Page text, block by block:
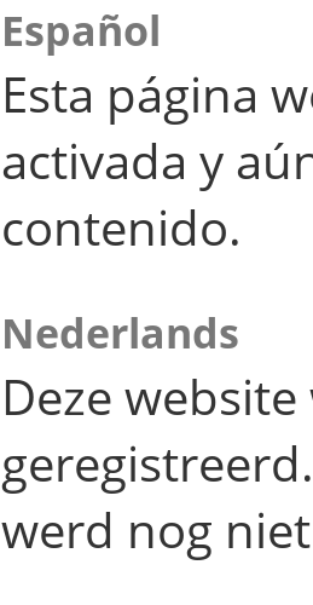
Español
Esta página
activada y
contenido.
Nederlands
Deze
werd nog